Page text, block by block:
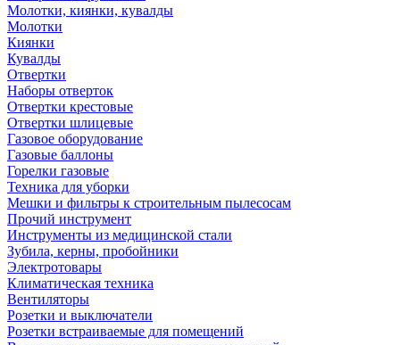
Молотки, киянки, кувалды
Молотки
Киянки
Кувалды
Отвертки
Наборы отверток
Отвертки крестовые
Отвертки шлицевые
Газовое оборудование
Газовые баллоны
Горелки газовые
Техника для уборки
Мешки и фильтры к строительным пылесосам
Прочий инструмент
Инструменты из медицинской стали
Зубила, керны, пробойники
Электротовары
Климатическая техника
Вентиляторы
Розетки и выключатели
Розетки встраиваемые для помещений